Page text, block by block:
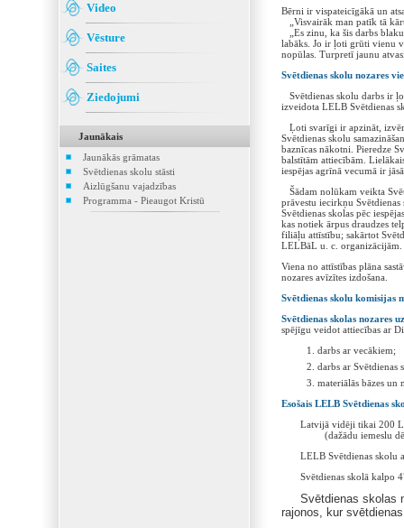
Video
Vēsture
Saites
Ziedojumi
Jaunākais
Jaunākās grāmatas
Svētdienas skolu stāsti
Aizlūgšanu vajadzības
Programma - Pieaugot Kristū
Bērni ir vispateicīgākā un
„Visvairāk man patīk tā
„Es zinu, ka šis darbs
labāks. Jo ir ļoti grūti vienu
nopūlas. Turpretī jaunu
Svētdienas skolu nozares
Svētdienas skolu darbs ir
izveidota LELB Svētdienas
Ļoti svarīgi ir apzināt,
Svētdienas skolu
baznīcas nākotni. Pieredze
balstītām attiecībām.
iespējas agrīnā vecumā ir
Šādam nolūkam veikta
prāvestu iecirkņu
Svētdienas skolas pēc
kas notiek ārpus draudzes
filiāļu attīstību; sakārtot
LELBāL u. c. organizācijām.
Viena no attīstības plāna
nozares avīzītes izdošana.
Svētdienas skolu komisijas
Svētdienas skolas nozares
spējīgu veidot attiecības ar
darbs ar vecākiem;
darbs ar Svētdienas
materiālās bāzes un
Esošais LELB Svētdienas
Latvijā vidēji tikai 200
(dažādu iemeslu dēļ šis
LELB Svētdienas skolu
Svētdienas skolā kalpo
Svētdienas skolas
rajonos, kur